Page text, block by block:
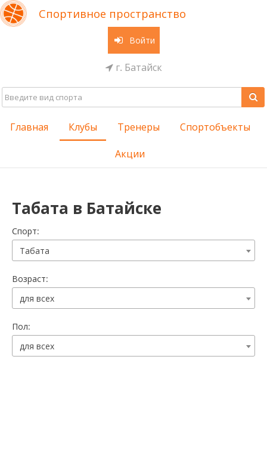
Спортивное пространство
Войти
г. Батайск
Главная Клубы Тренеры Спортобъекты
Акции
Табата в Батайске
Cпорт:
Табата
Возраст:
для всех
Пол:
для всех